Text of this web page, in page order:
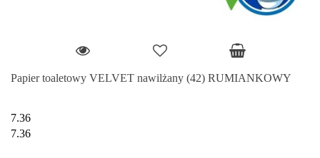
Papier toaletowy VELVET nawilżany (42) RUMIANKOWY
7.36
7.36